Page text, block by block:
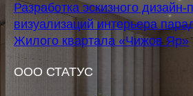
Разработка эскизного дизайн-
визуализаций интерьера
Жилого квартала «Чижов Яр»
OOO СТАТУС